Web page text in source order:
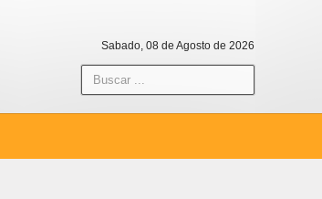
Sabado, 08 de Agosto de 2026